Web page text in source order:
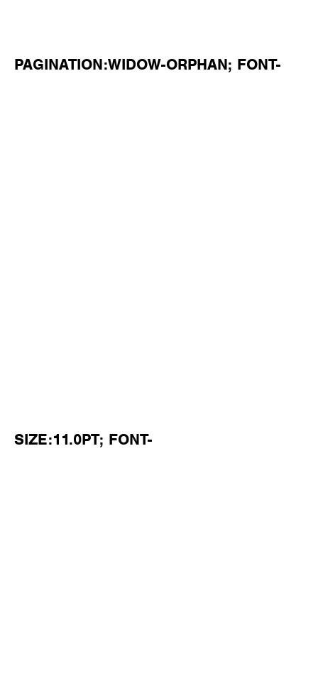
PAGINATION:WIDOW-ORPHAN; FONT-
SIZE:11.0PT; FONT-